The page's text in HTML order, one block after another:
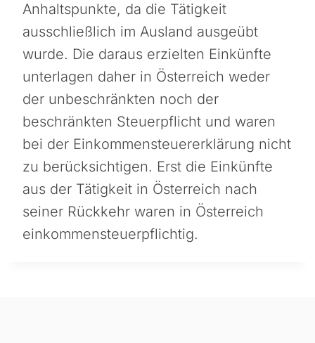
Anhaltspunkte, da die Tätigkeit
ausschließlich im Ausland ausgeübt
wurde. Die daraus erzielten Einkünfte
unterlagen daher in Österreich weder
der unbeschränkten noch der
beschränkten Steuerpflicht und waren
bei der Einkommensteuererklärung nicht
zu berücksichtigen. Erst die Einkünfte
aus der Tätigkeit in Österreich nach
seiner Rückkehr waren in Österreich
einkommensteuerpflichtig.